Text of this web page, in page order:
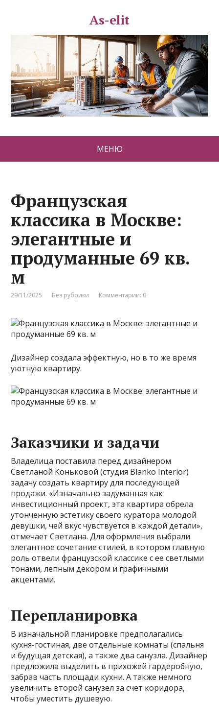
As-elit
МЕНЮ
Французская
классика в Москве:
элегантные и
продуманные 69 кв.
м
29/11/2025 Без рубрики Комментарии: 0
Дизайнер создала эффектную, но в то же время
уютную квартиру.
Заказчики и задачи
Владелица поставила перед дизайнером
Светланой Коньковой (студия Blanko Interior)
задачу создать квартиру для последующей
продажи. «Изначально задуманная как
инвестиционный проект, эта квартира обрела
утонченную эстетику своего куратора молодой
девушки, чей вкус чувствуется в каждой детали»,
отмечает Светлана. Для оформления выбрали
элегантное сочетание стилей, в котором главную
роль отвели французской классике с ее светлыми
тонами, лепным декором и графичными
акцентами.
Перепланировка
В изначальной планировке предполагались
кухня-гостиная, две отдельные комнаты (спальня
и будущая детская), а также два санузла. Дизайнер
предложила выделить в прихожей гардеробную,
забрав часть площади кухни. А также немного
увеличить второй санузел за счет коридора,
чтобы уместить душевую.